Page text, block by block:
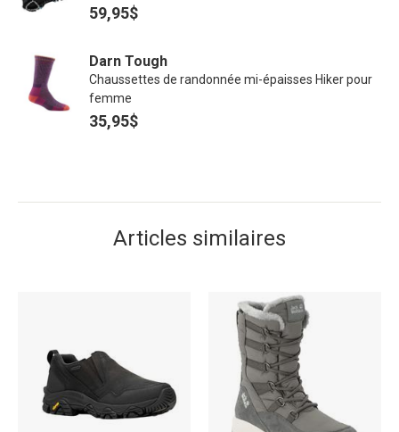
59,95$
Darn Tough
Chaussettes de randonnée mi-épaisses Hiker pour
femme
35,95$
Articles similaires